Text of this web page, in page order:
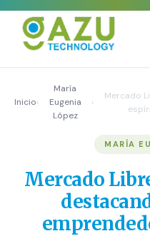
Estrategia de Redes
Growth Youtube ↗
Inicio›
María
Eugenia
López
›
Mercado
MARÍA
Mercado